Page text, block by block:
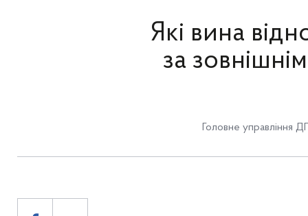
Які вина
за
Головне управління